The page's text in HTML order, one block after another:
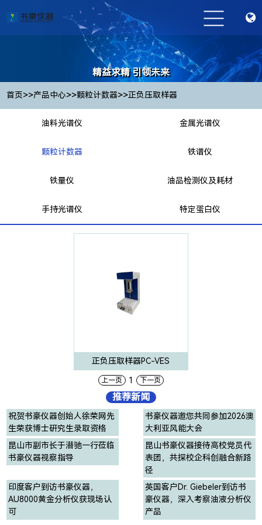
精益求精 引领未来
Striving for excellence and leading the future
首页>>产品中心>>颗粒计数器>>正负压取样器
油料光谱仪 金属光谱仪
颗粒计数器 铁谱仪
铁量仪 油品检测仪及耗材
手持光谱仪 特定蛋白仪
正负压取样器PC-VES
上一页 1 下一页
推荐新闻
祝贺书豪仪器创始人徐荣网先
生荣获博士研究生录取资格
书豪仪器邀您共同参加2026澳
大利亚风能大会
昆山市副市长于潜驰一行莅临
书豪仪器视察指导
昆山书豪仪器接待高校党员代
表团，共探校企科创融合新路
径
印度客户到访书豪仪器，
AU8000黄金分析仪获现场认
可
英国客户Dr. Giebeler到访书
豪仪器，深入考察油液分析仪
产品